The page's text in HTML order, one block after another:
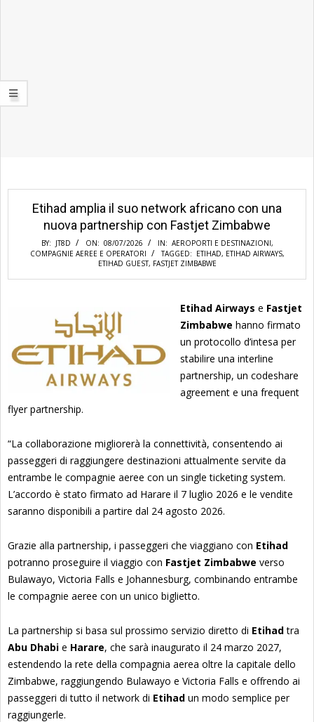
Etihad amplia il suo network africano con una
nuova partnership con Fastjet Zimbabwe
BY: JT8D ON: 08/07/2026 IN: AEROPORTI E DESTINAZIONI,
COMPAGNIE AEREE E OPERATORI
TAGGED: ETIHAD, ETIHAD AIRWAYS,
ETIHAD GUEST, FASTJET ZIMBABWE
Etihad Airways e Fastjet
Zimbabwe hanno firmato
un protocollo d’intesa per
stabilire una interline
partnership, un codeshare
agreement e una frequent
flyer partnership.
“La collaborazione migliorerà la connettività, consentendo ai
passeggeri di raggiungere destinazioni attualmente servite da
entrambe le compagnie aeree con un single ticketing system.
L’accordo è stato firmato ad Harare il 7 luglio 2026 e le vendite
saranno disponibili a partire dal 24 agosto 2026.
Grazie alla partnership, i passeggeri che viaggiano con Etihad
potranno proseguire il viaggio con Fastjet Zimbabwe verso
Bulawayo, Victoria Falls e Johannesburg, combinando entrambe
le compagnie aeree con un unico biglietto.
La partnership si basa sul prossimo servizio diretto di Etihadtra
Abu Dhabi e Harare, che sarà inaugurato il 24 marzo 2027,
estendendo la rete della compagnia aerea oltre la capitale dello
Zimbabwe, raggiungendo Bulawayo e Victoria Falls e offrendo ai
passeggeri di tutto il network di Etihad un modo semplice per
raggiungerle.